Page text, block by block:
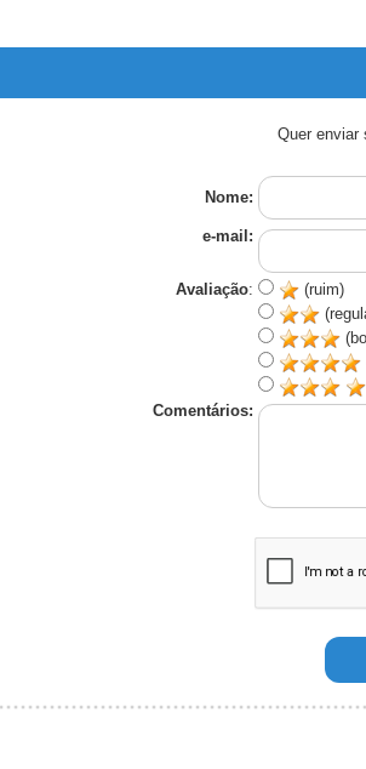
Quer enviar
Nome:
e-mail:
Avaliação:
(ruim)
Comentários: